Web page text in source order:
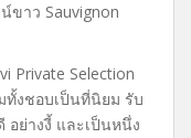
ขาว Sauvignon
Private Selection
ทั้งชอบเป็นที่นิยม รับ
ย่างงี้ และเป็นหนึ่ง